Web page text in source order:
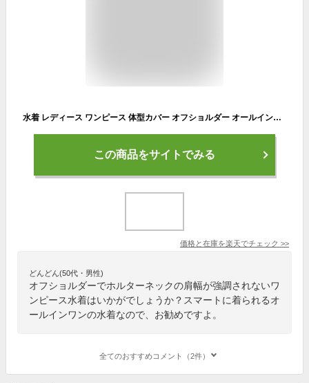
水着 レディース ワンピース 体型カバー オフショルダー オールインワン 黒 パット付き ショートパンツ付 カップ付き ホルターネック 二の腕 フィットネス ハイウエスト ワイヤなし スクール水着 セクシー フレアスカート 露出控えめ 盛れる 水着 ママみずぎ 温泉 20 30代 40
この商品をサイトでみる
価格と在庫を楽天でチェック >>
どんどん(50代・男性)
オフショルダーでホルターネックの肩幅が強調されないワ
ンピース水着はいかがでしょうか？スマートに着られるオ
ールインワンの水着なので、お勧めですよ。
全てのおすすめコメント（2件）